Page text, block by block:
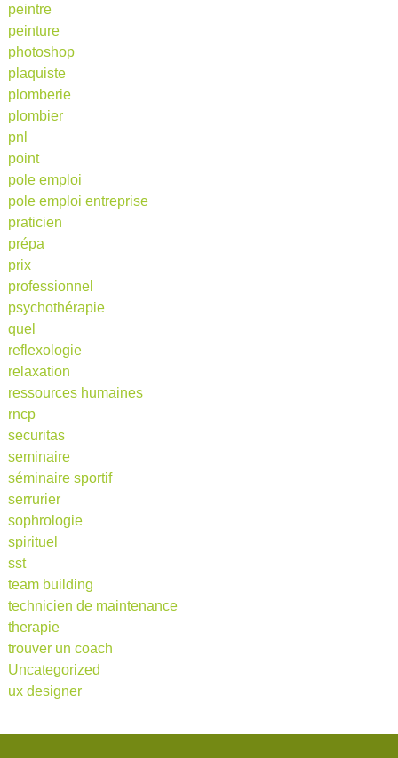
peintre
peinture
photoshop
plaquiste
plomberie
plombier
pnl
point
pole emploi
pole emploi entreprise
praticien
prépa
prix
professionnel
psychothérapie
quel
reflexologie
relaxation
ressources humaines
rncp
securitas
seminaire
séminaire sportif
serrurier
sophrologie
spirituel
sst
team building
technicien de maintenance
therapie
trouver un coach
Uncategorized
ux designer